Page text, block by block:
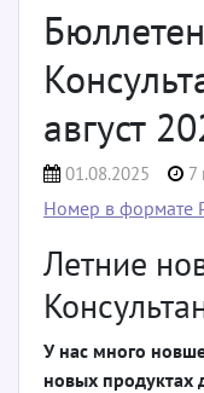
август
01.08.2025 7
Номер в формате
Летние
У нас много
новых продуктах